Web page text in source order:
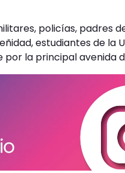
policías, padres
estudiantes de la
la principal avenida